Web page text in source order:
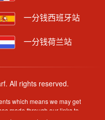
一分钱西班牙站
一分钱荷兰站
All rights reserved.
which means we may get
made through our links to